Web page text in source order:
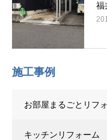
福
施工事例
お部屋まるごとリフ
キッチンリフォーム